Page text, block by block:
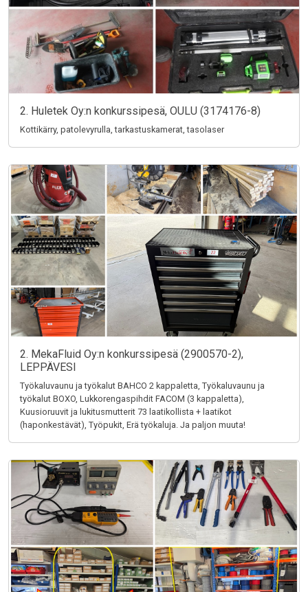
2. Huletek Oy:n konkurssipesä, OULU (3174176-8)
Kottikärry, patolevyrulla, tarkastuskamerat, tasolaser
2. MekaFluid Oy:n konkurssipesä (2900570-2),
LEPPÄVESI
Työkaluvaunu ja työkalut BAHCO 2 kappaletta, Työkaluvaunu ja
työkalut BOXO, Lukkorengaspihdit FACOM (3 kappaletta),
Kuusioruuvit ja lukitusmutterit 73 laatikollista + laatikot
(haponkestävät), Työpukit, Erä työkaluja. Ja paljon muuta!